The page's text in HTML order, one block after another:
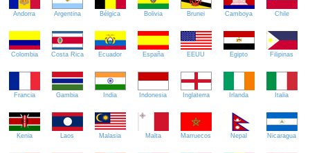
Andorra Argentina Bélgica Bolivia Brunei Camboya Chile
Colombia Costa Rica Ecuador España EEUU Egipto Filipinas
Francia Gambia India Indonesia Inglaterra Irlanda Italia
Kenia Laos Malasia Malta Marruecos Nepal Nicaragua